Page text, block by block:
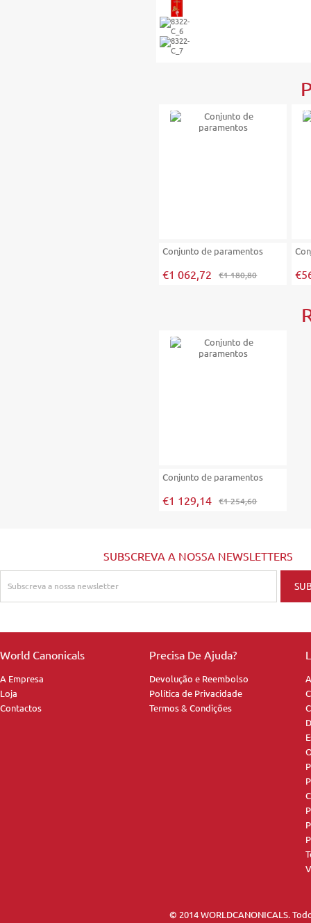
-10%
Conjunto de paramentos
€1 062,72 €1 180,80
-10%
-10%
Conjunto de paramentos
€1 129,14 €1 254,60
SUBSCREVA A NOSSA NEWSLETTERS
World Canonicals
A Empresa
Loja
Contactos
Precisa De Ajuda?
Devolução e Reembolso
Política de Privacidade
Termos & Condições
© 2014 WORLDCANONICALS.